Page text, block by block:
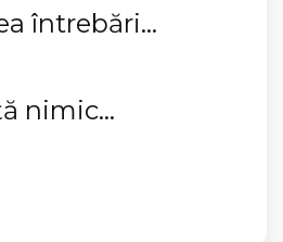
întrebări...
nimic...